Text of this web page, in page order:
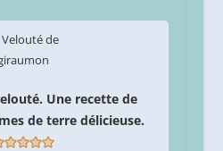
Une recette de
de terre délicieuse.